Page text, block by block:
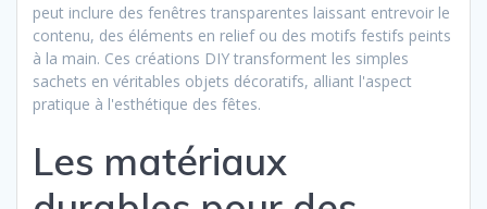
peut inclure des fenêtres transparentes laissant entrevoir le
contenu, des éléments en relief ou des motifs festifs peints
à la main. Ces créations DIY transforment les simples
sachets en véritables objets décoratifs, alliant l'aspect
pratique à l'esthétique des fêtes.
Les matériaux